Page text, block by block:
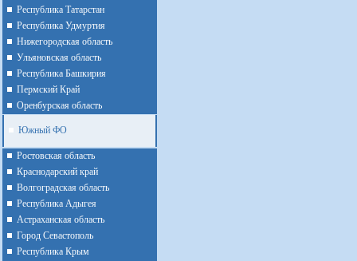
Республика Татарстан
Республика Удмуртия
Нижегородская область
Ульяновская область
Республика Башкирия
Пермский Край
Оренбурская область
Южный ФО
Ростовская область
Краснодарский край
Волгоградская область
Республика Адыгея
Астраханская область
Город Севастополь
Республика Крым